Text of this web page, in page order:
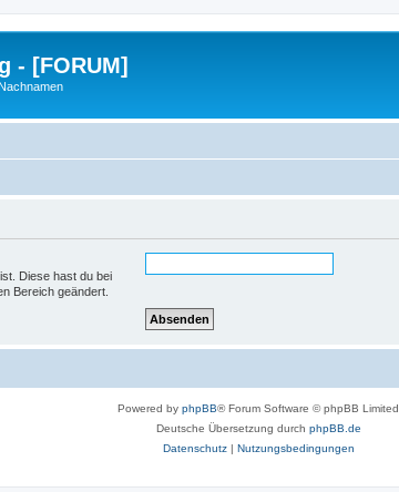
- [FORUM]
Diese hast du bei
Bereich geändert.
Powered by phpBB® Forum Software © phpBB Limited
Deutsche Übersetzung durch phpBB.de
Datenschutz| Nutzungsbedingungen